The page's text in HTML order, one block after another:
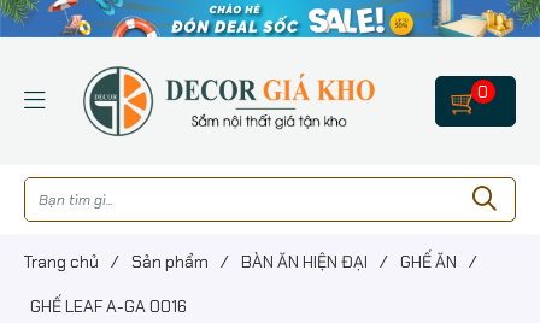
0
Trang chủ / Sản phẩm / BÀN ĂN HIỆN ĐẠI / GHẾ ĂN /
GHẾ LEAF A-GA 0016